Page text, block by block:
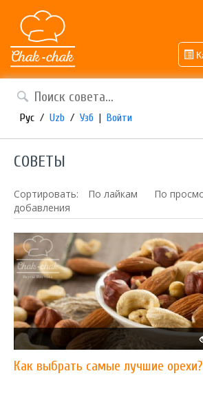
Рус / Uzb / Узб | Войти
СОВЕТЫ
Сортировать: По лайкам По
добавления
Как выбрать самые лучшие орехи?